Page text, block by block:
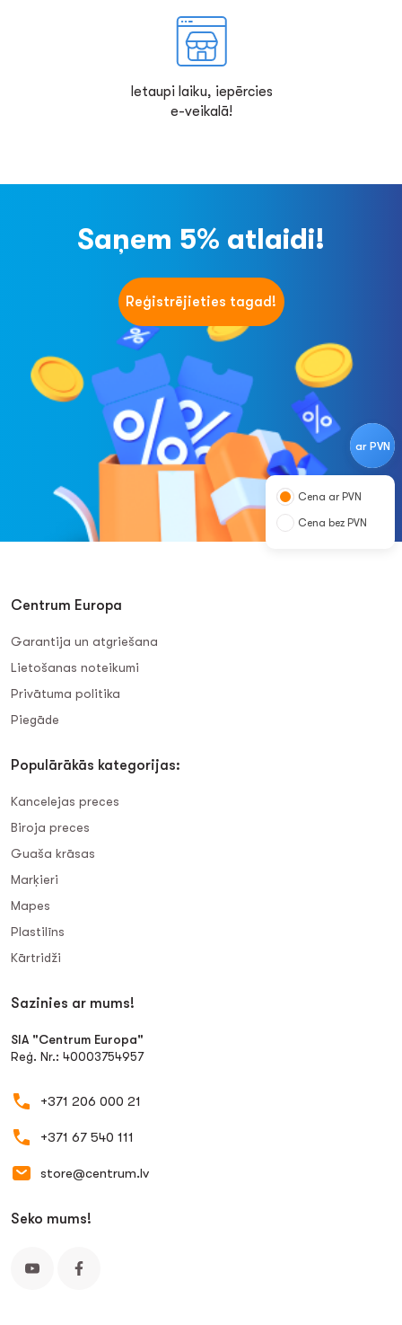
ar PVN
Cena ar PVN
Cena bez PVN
Ietaupi laiku, iepērcies
e-veikalā!
Saņem 5% atlaidi!
Reģistrējieties tagad!
Centrum Europa
Garantija un atgriešana
Lietošanas noteikumi
Privātuma politika
Piegāde
Populārākās kategorijas:
Kancelejas preces
Biroja preces
Guaša krāsas
Marķieri
Mapes
Plastilīns
Kārtridži
Sazinies ar mums!
SIA "Centrum Europa"
Reģ. Nr.: 40003754957
+371 206 000 21
+371 67 540 111
store@centrum.lv
Seko mums!